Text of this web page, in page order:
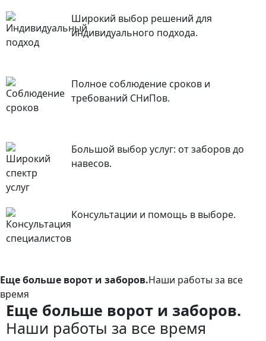
Широкий выбор решений для
индивидуального подхода.
Полное соблюдение сроков и
требований СНиПов.
Большой выбор услуг: от заборов до
навесов.
Консультации и помощь в выборе.
Еще больше ворот и заборов.Наши работы за все
время
Еще больше ворот и заборов.
Наши работы за все время